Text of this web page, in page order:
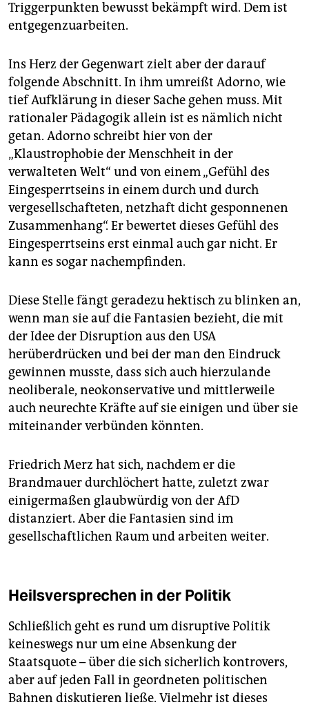
Triggerpunkten bewusst bekämpft wird. Dem ist
entgegenzuarbeiten.
Ins Herz der Gegenwart zielt aber der darauf
folgende Abschnitt. In ihm umreißt Adorno, wie
tief Aufklärung in dieser Sache gehen muss. Mit
rationaler Pädagogik allein ist es nämlich nicht
getan. Adorno schreibt hier von der
„Klaustrophobie der Menschheit in der
verwalteten Welt“ und von einem „Gefühl des
Eingesperrtseins in einem durch und durch
vergesellschafteten, netzhaft dicht gesponnenen
Zusammenhang“. Er bewertet dieses Gefühl des
Eingesperrtseins erst einmal auch gar nicht. Er
kann es sogar nachempfinden.
Diese Stelle fängt geradezu hektisch zu blinken an,
wenn man sie auf die Fantasien bezieht, die mit
der Idee der Disruption aus den USA
herüberdrücken und bei der man den Eindruck
gewinnen musste, dass sich auch hierzulande
neoliberale, neokonservative und mittlerweile
auch neurechte Kräfte auf sie einigen und über sie
miteinander verbünden könnten.
Friedrich Merz hat sich, nachdem er die
Brandmauer durchlöchert hatte, zuletzt zwar
einigermaßen glaubwürdig von der AfD
distanziert. Aber die Fantasien sind im
gesellschaftlichen Raum und arbeiten weiter.
Heilsversprechen in der Politik
Schließlich geht es rund um disruptive Politik
keineswegs nur um eine Absenkung der
Staatsquote – über die sich sicherlich kontrovers,
aber auf jeden Fall in geordneten politischen
Bahnen diskutieren ließe. Vielmehr ist dieses